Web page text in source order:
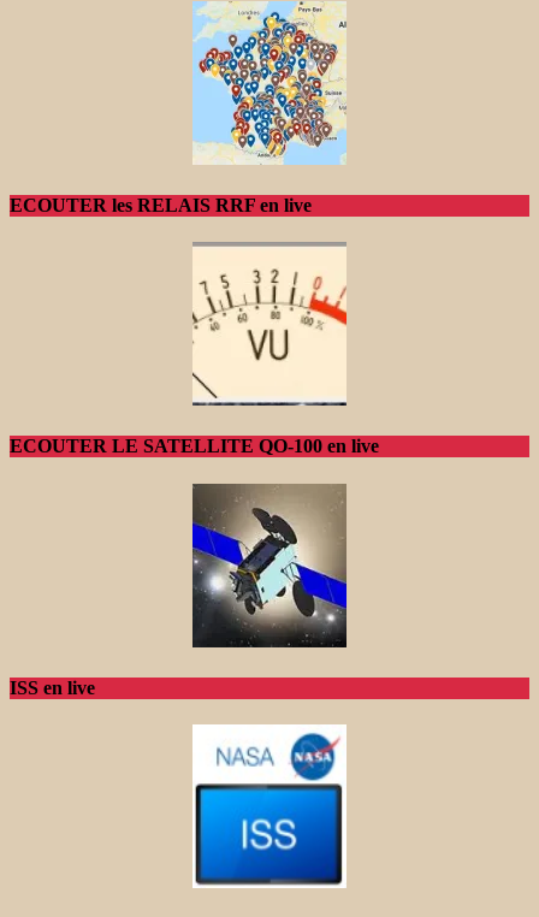
ECOUTER les RELAIS RRF en live
ECOUTER LE SATELLITE QO-100 en live
ISS en live